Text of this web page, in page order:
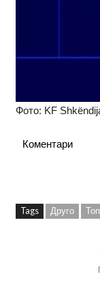
Фото: KF
Коментари
Tags Друго